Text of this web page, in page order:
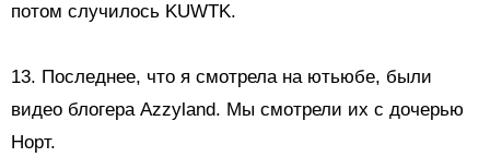
потом случилось KUWTK.
13. Последнее, что я смотрела на ютьюбе, были
видео блогера Azzyland. Мы смотрели их с дочерью
Норт.